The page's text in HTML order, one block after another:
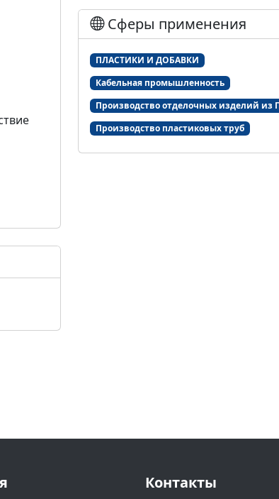
Сферы применения
ПЛАСТИКИ И ДОБАВКИ
Кабельная промышленность
Производство отделочных изделий из
Производство пластиковых труб
Контакты